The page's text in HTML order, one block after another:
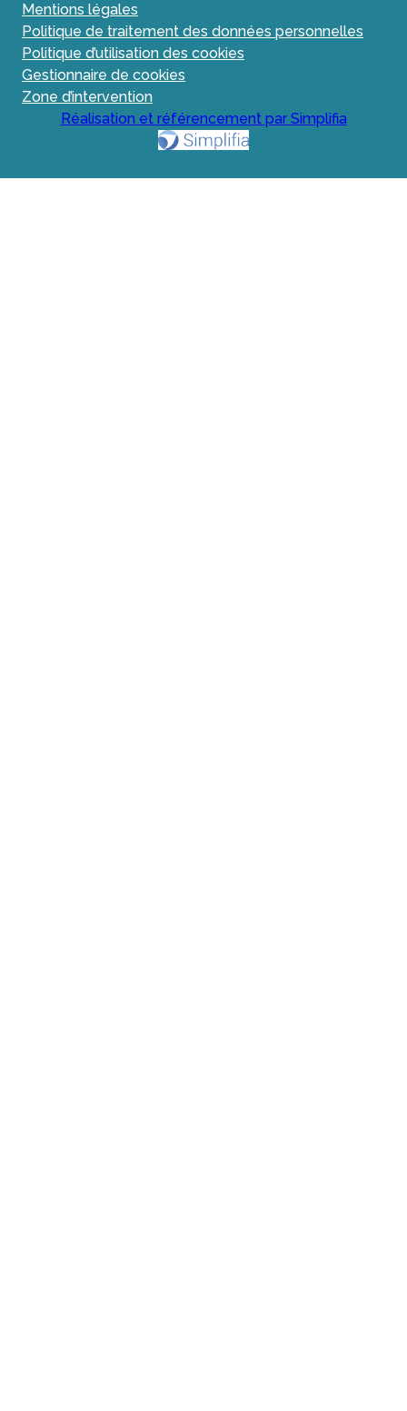
Mentions légales
Politique de traitement des données personnelles
Politique d’utilisation des cookies
Gestionnaire de cookies
Zone d’intervention
Réalisation et référencement par Simplifia